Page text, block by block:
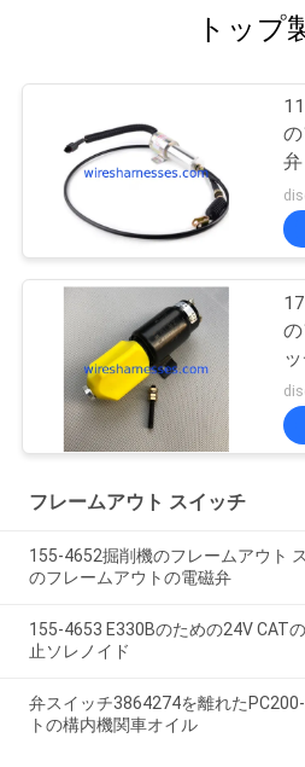
トップ
弁
フレームアウト スイッチ
155-4652掘削機のフレームアウト
のフレームアウトの電磁弁
155-4653 E330Bのための24V CAT
止ソレノイド
弁スイッチ3864274を離れた
トの構内機関車オイル